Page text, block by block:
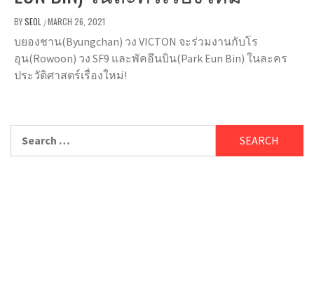
BYSEOL /MARCH 26, 2021
บยองชาน(Byungchan) วง VICTON จะร่วมงานกับโร
อุน(Rowoon) วง SF9 และพัคอึนบิน(Park Eun Bin) ในละคร
ประวัติศาสตร์เรื่องใหม่!
for: